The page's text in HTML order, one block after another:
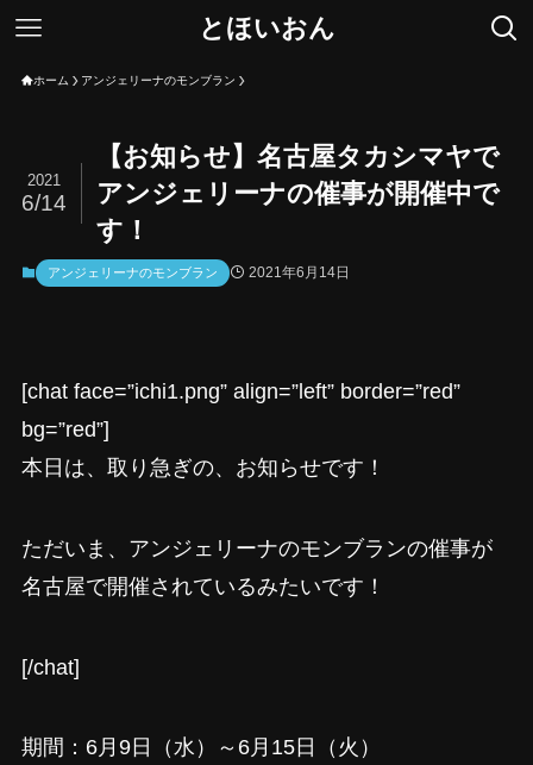
とほいおん
ホーム アンジェリーナのモンブラン
【お知らせ】名古屋タカシマヤで
アンジェリーナの催事が開催中で
す！
2021
6/14
アンジェリーナのモンブラン 2021年6月14日
[chat face=”ichi1.png” align=”left” border=”red”
bg=”red”]
本日は、取り急ぎの、お知らせです！
ただいま、アンジェリーナのモンブランの催事が
名古屋で開催されているみたいです！
[/chat]
期間：6月9日（水）～6月15日（火）